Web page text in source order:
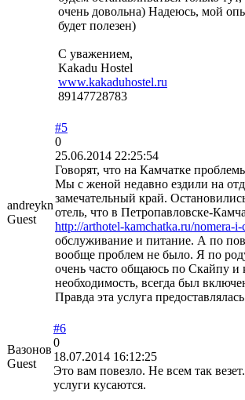
очень довольна) Надеюсь, мой
будет полезен)
С уважением,
Kakadu Hostel
www.kakaduhostel.ru
89147728783
andreykn
Guest
#5
0
25.06.2014 22:25:54
Говорят, что на Камчатке
Мы с женой недавно ездили на
замечательный край.
отель, что в Петропавловске-
http://arthotel-kamchatka.ru/nomera-i-
обслуживание и питание. А по
вообще проблем не было. Я по
очень часто общаюсь по Скайпу и
необходимость, всегда был
Правда эта услуга
Вазонов
Guest
#6
0
18.07.2014 16:12:25
Это вам повезло. Не всем так
услуги кусаются.